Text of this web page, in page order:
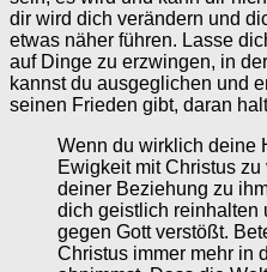
dir wird dich verändern und
etwas näher führen. Lasse
auf Dinge zu erzwingen, in
kannst du ausgeglichen und
seinen Frieden gibt, daran
Wenn du wirklich deine
Ewigkeit mit Christus
deiner Beziehung zu
dich geistlich reinhalten
gegen Gott verstößt.
Christus immer mehr in